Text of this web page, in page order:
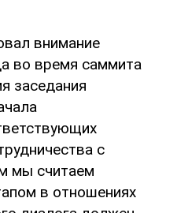
внимание
во время саммита
заседания
с
мы считаем
в отношениях